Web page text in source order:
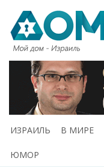
ИЗРАИЛЬ В МИРЕ
ЮМОР